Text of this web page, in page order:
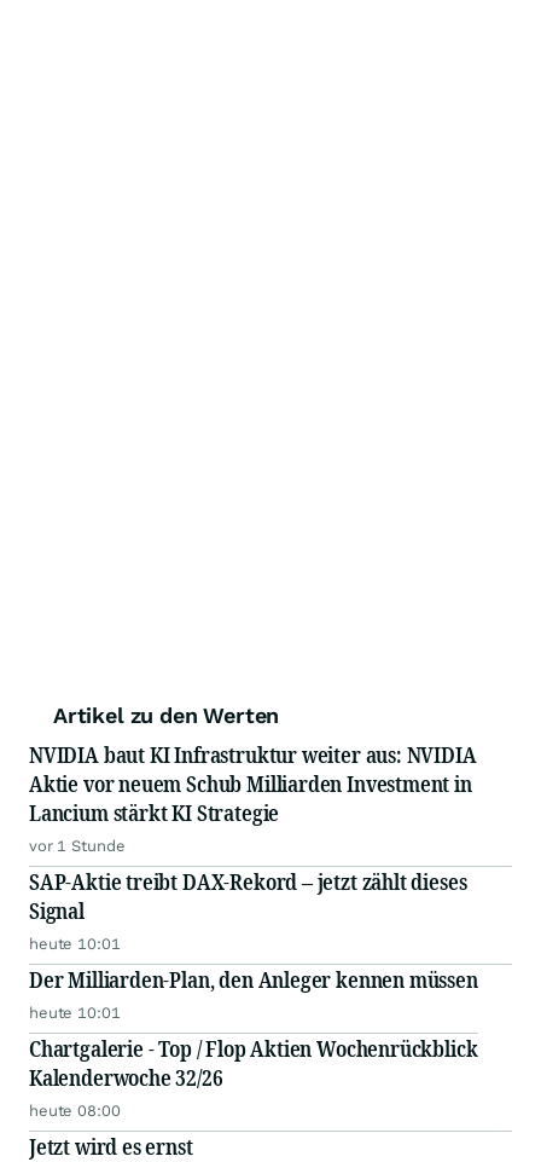
Artikel zu den Werten
NVIDIA baut KI Infrastruktur weiter aus: NVIDIA
Aktie vor neuem Schub Milliarden Investment in
Lancium stärkt KI Strategie
vor 1 Stunde
SAP-Aktie treibt DAX-Rekord – jetzt zählt dieses
Signal
heute 10:01
Der Milliarden-Plan, den Anleger kennen müssen
heute 10:01
Chartgalerie - Top / Flop Aktien Wochenrückblick
Kalenderwoche 32/26
heute 08:00
Jetzt wird es ernst